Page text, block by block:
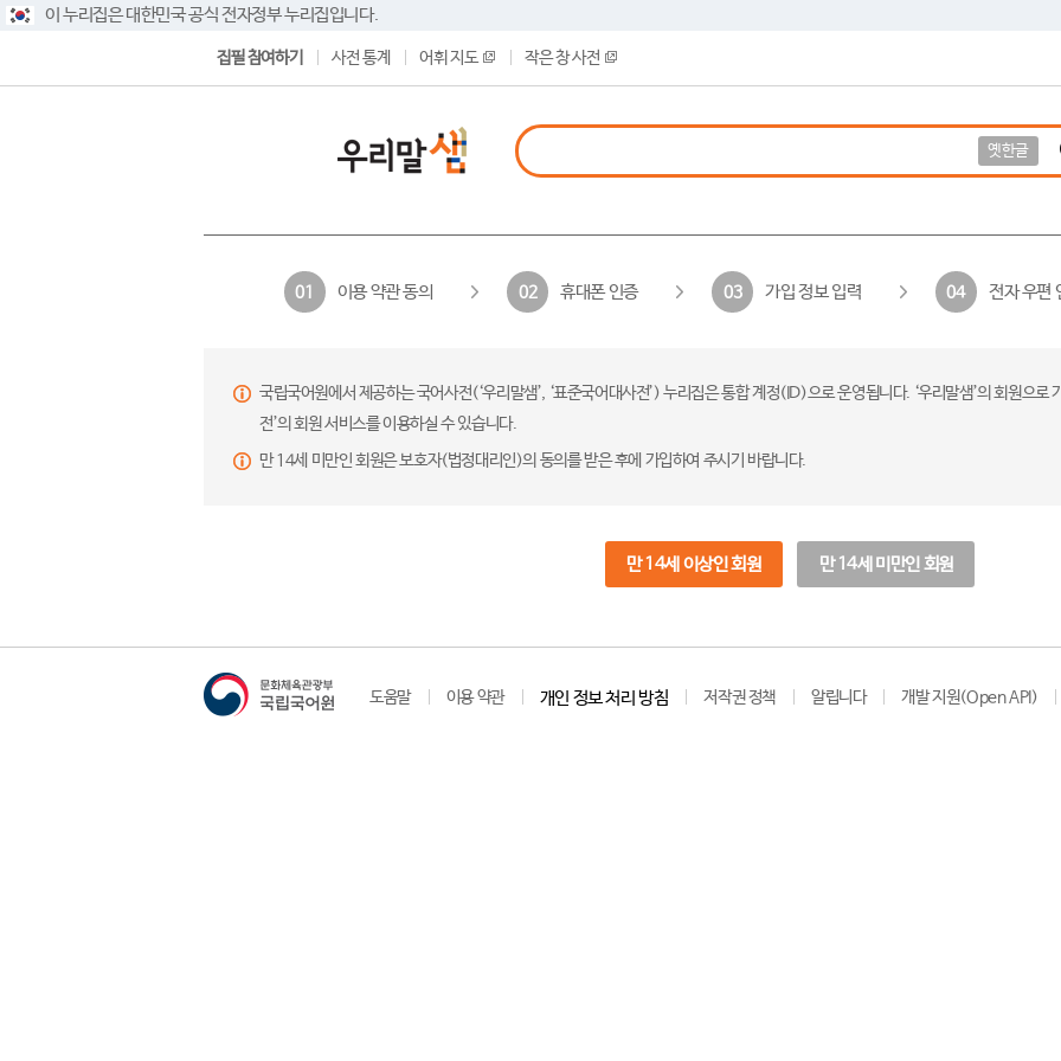
이 누리집은 대한민국 공식 전자정부 누리집입니다.
집필 참여하기 사전 통계 어휘 지도 작은 창 사전
옛한글
01 이용 약관 동의 02 휴대폰 인증 03 가입 정보 입력 04 전자 우편
국립국어원에서 제공하는 국어사전(‘우리말샘’, ‘표준국어대사전’) 누리집은 통합 계정(ID)으로 운영됩니다. ‘우리말샘’의 회원으
전’의 회원 서비스를 이용하실 수 있습니다.
만 14세 미만인 회원은 보호자(법정대리인)의 동의를 받은 후에 가입하여 주시기 바랍니다.
만 14세 이상인 회원 만 14세 미만인 회원
도움말 이용 약관 개인 정보 처리 방침 저작권 정책 알립니다 개발 지원(Open API)